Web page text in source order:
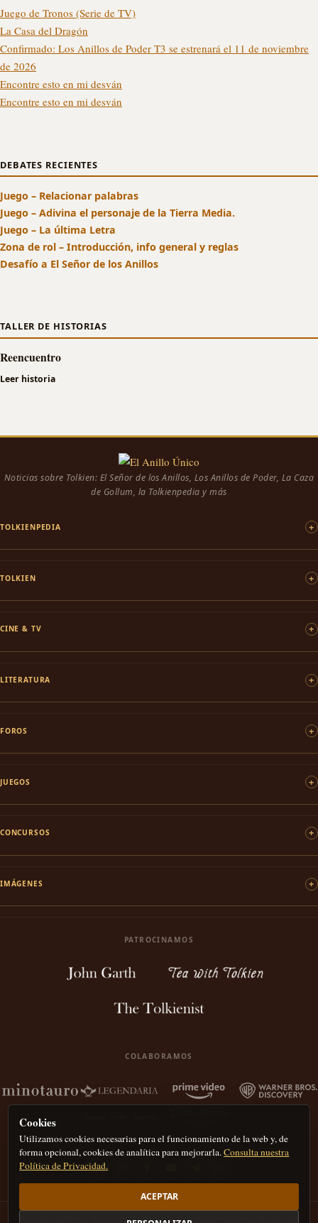
Juego de Tronos (Serie de TV)
La Casa del Dragón
Confirmado: Los Anillos de Poder T3 se estrenará el 11 de noviembre
de 2026
Encontre esto en mi desván
Encontre esto en mi desván
DEBATES RECIENTES
Juego – Relacionar palabras
Juego – Adivina el personaje de la Tierra Media.
Juego – La última Letra
Zona de rol – Introducción, info general y reglas
Desafío a El Señor de los Anillos
TALLER DE HISTORIAS
Reencuentro
Leer historia
Noticias sobre Tolkien: El Señor de los Anillos, Los Anillos de Poder, La Caza
de Gollum, la Tolkienpedia y más
TOLKIENPEDIA
TOLKIEN
CINE & TV
LITERATURA
FOROS
JUEGOS
CONCURSOS
IMÁGENES
PATROCINAMOS
COLABORAMOS
Cookies
Utilizamos cookies necesarias para el funcionamiento de la web y, de
forma opcional, cookies de analítica para mejorarla.Consulta nuestra
Política de Privacidad.
ACEPTAR